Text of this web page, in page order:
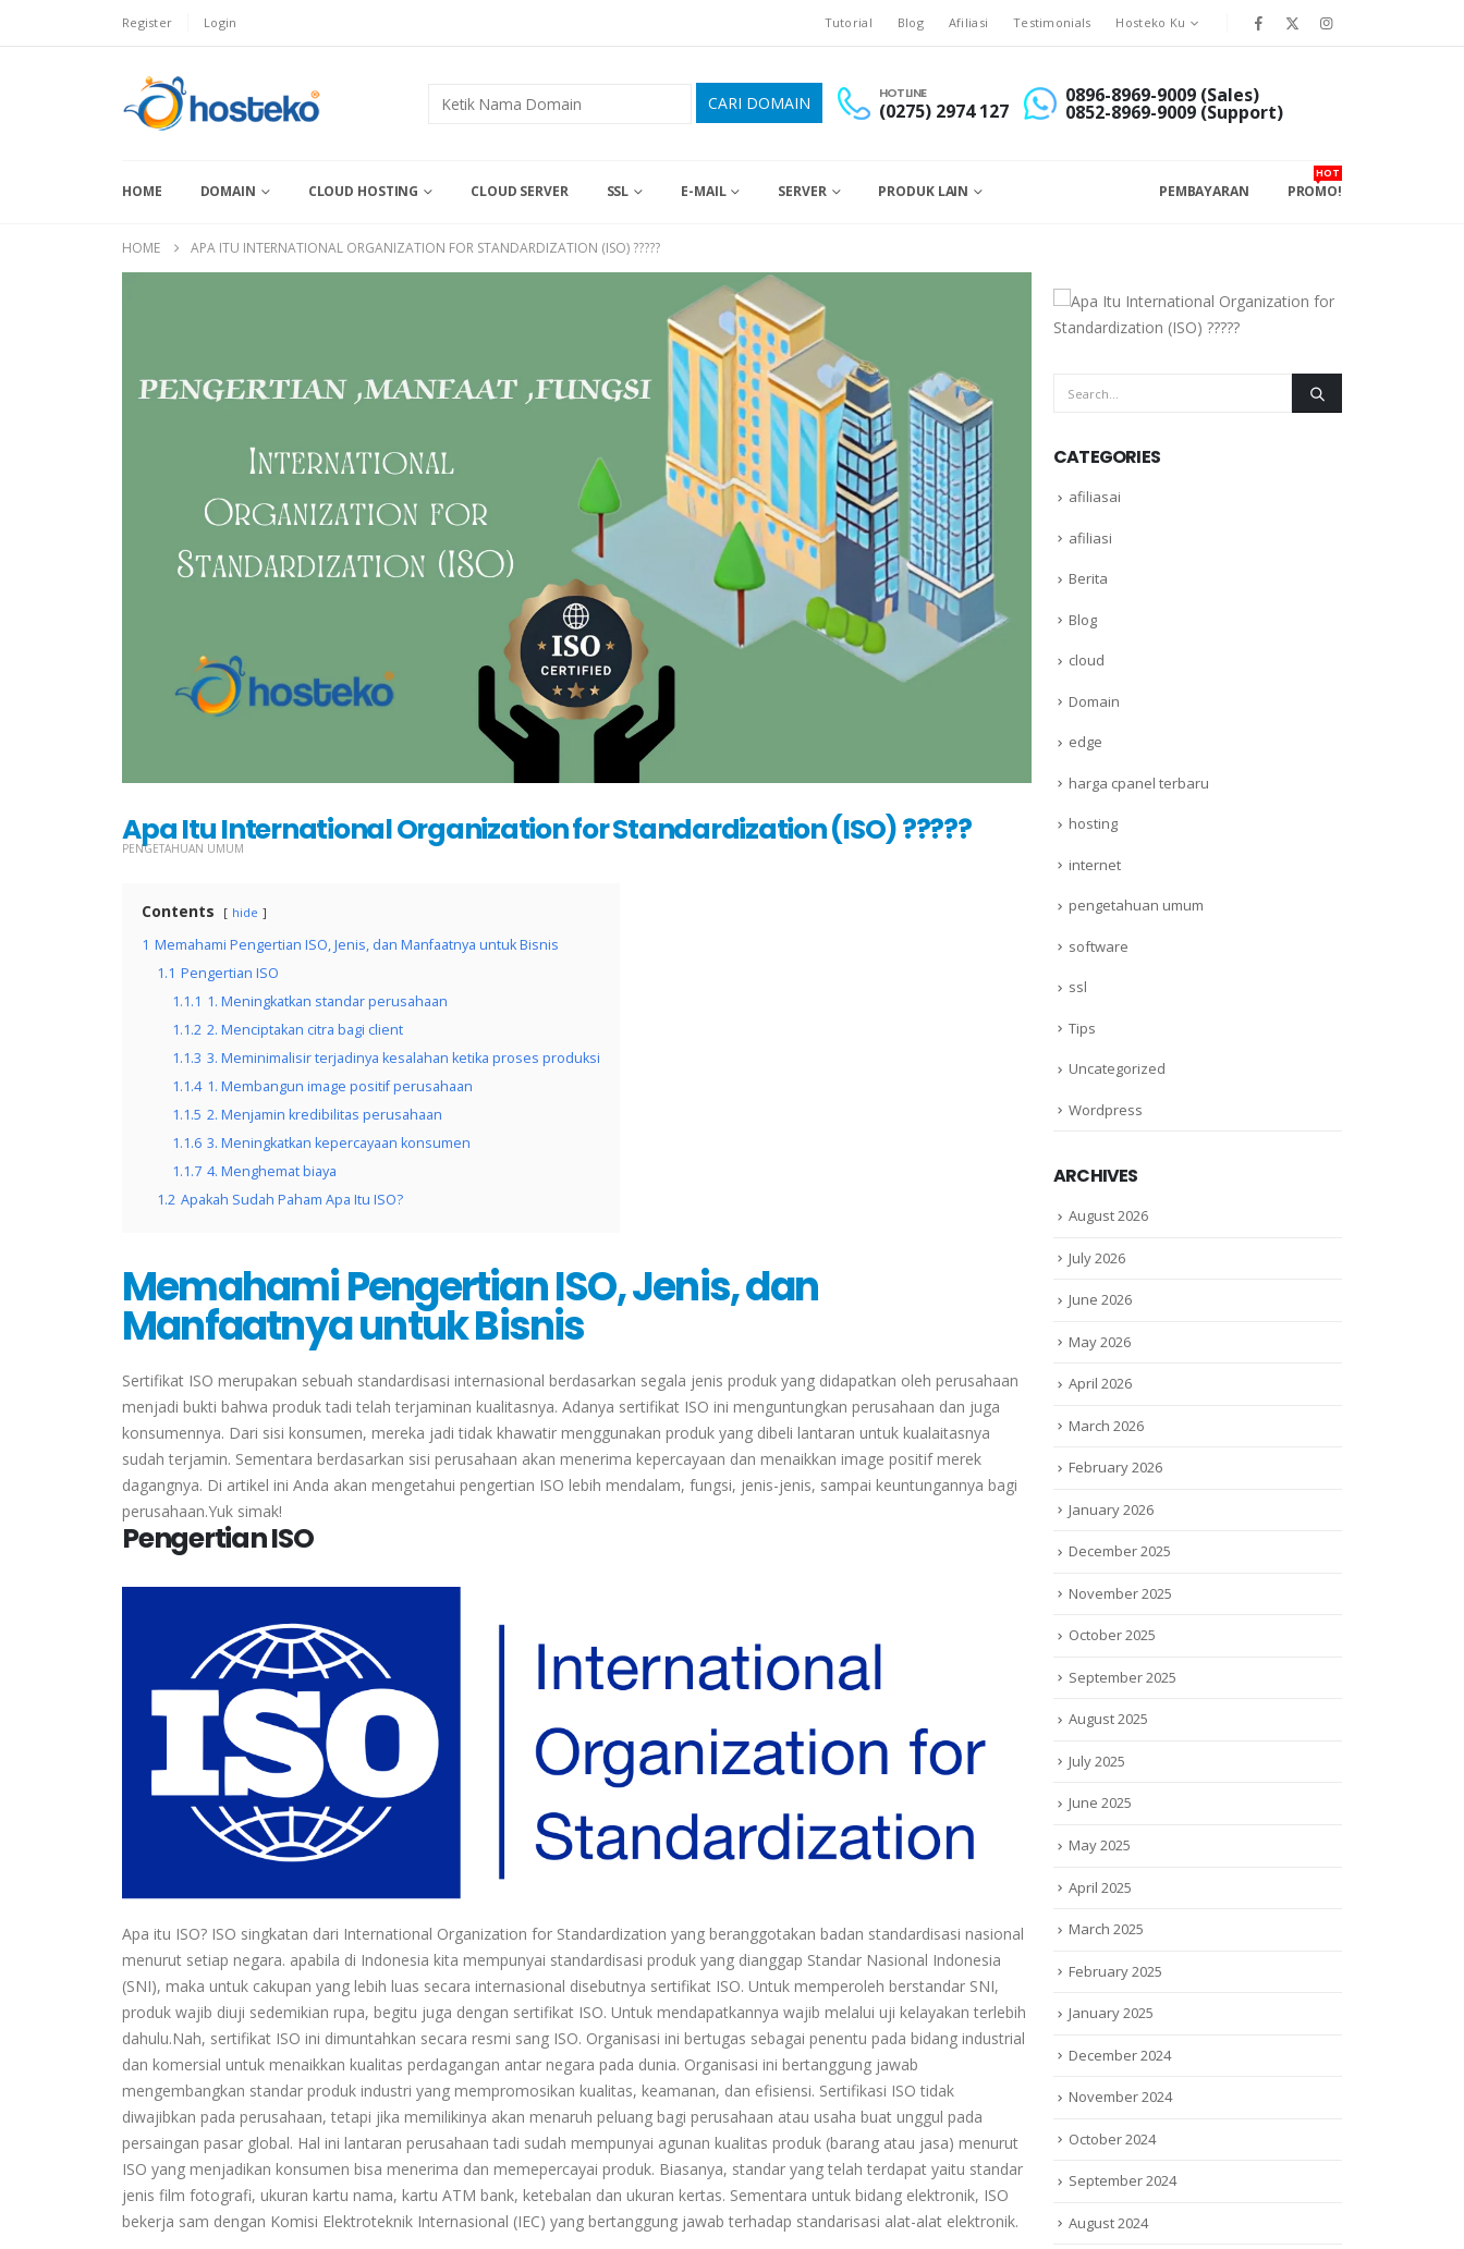
Register Login Tutorial Blog Afiliasi Testimonials Hosteko Ku
HOTLINE
(0275) 2974 127
0896-8969-9009 (Sales)
0852-8969-9009 (Support)
HOME DOMAIN CLOUD HOSTING CLOUD SERVER SSL E-MAIL SERVER PRODUK LAIN PEMBAYARAN PROMO!
HOT
HOME APA ITU INTERNATIONAL ORGANIZATION FOR STANDARDIZATION (ISO) ?????
Apa Itu International Organization for Standardization (ISO) ?????
PENGETAHUAN UMUM
Contents hide
1 Memahami Pengertian ISO, Jenis, dan Manfaatnya untuk Bisnis
1.1 Pengertian ISO
1.1.1 1. Meningkatkan standar perusahaan
1.1.2 2. Menciptakan citra bagi client
1.1.3 3. Meminimalisir terjadinya kesalahan ketika proses produksi
1.1.4 1. Membangun image positif perusahaan
1.1.5 2. Menjamin kredibilitas perusahaan
1.1.6 3. Meningkatkan kepercayaan konsumen
1.1.7 4. Menghemat biaya
1.2 Apakah Sudah Paham Apa Itu ISO?
Memahami Pengertian ISO, Jenis, dan
Manfaatnya untuk Bisnis
Sertifikat ISO merupakan sebuah standardisasi internasional berdasarkan segala jenis produk yang didapatkan oleh perusahaan
menjadi bukti bahwa produk tadi telah terjaminan kualitasnya. Adanya sertifikat ISO ini menguntungkan perusahaan dan juga
konsumennya. Dari sisi konsumen, mereka jadi tidak khawatir menggunakan produk yang dibeli lantaran untuk kualaitasnya
sudah terjamin. Sementara berdasarkan sisi perusahaan akan menerima kepercayaan dan menaikkan image positif merek
dagangnya. Di artikel ini Anda akan mengetahui pengertian ISO lebih mendalam, fungsi, jenis-jenis, sampai keuntungannya bagi
perusahaan.Yuk simak!
Pengertian ISO
Apa itu ISO? ISO singkatan dari International Organization for Standardization yang beranggotakan badan standardisasi nasional
menurut setiap negara. apabila di Indonesia kita mempunyai standardisasi produk yang dianggap Standar Nasional Indonesia
(SNI), maka untuk cakupan yang lebih luas secara internasional disebutnya sertifikat ISO. Untuk memperoleh berstandar SNI,
produk wajib diuji sedemikian rupa, begitu juga dengan sertifikat ISO. Untuk mendapatkannya wajib melalui uji kelayakan terlebih
dahulu.Nah, sertifikat ISO ini dimuntahkan secara resmi sang ISO. Organisasi ini bertugas sebagai penentu pada bidang industrial
dan komersial untuk menaikkan kualitas perdagangan antar negara pada dunia. Organisasi ini bertanggung jawab
mengembangkan standar produk industri yang mempromosikan kualitas, keamanan, dan efisiensi. Sertifikasi ISO tidak
diwajibkan pada perusahaan, tetapi jika memilikinya akan menaruh peluang bagi perusahaan atau usaha buat unggul pada
persaingan pasar global. Hal ini lantaran perusahaan tadi sudah mempunyai agunan kualitas produk (barang atau jasa) menurut
ISO yang menjadikan konsumen bisa menerima dan memepercayai produk. Biasanya, standar yang telah terdapat yaitu standar
jenis film fotografi, ukuran kartu nama, kartu ATM bank, ketebalan dan ukuran kertas. Sementara untuk bidang elektronik, ISO
bekerja sam dengan Komisi Elektroteknik Internasional (IEC) yang bertanggung jawab terhadap standarisasi alat-alat elektronik.
CATEGORIES
afiliasai
afiliasi
Berita
Blog
cloud
Domain
edge
harga cpanel terbaru
hosting
internet
pengetahuan umum
software
ssl
Tips
Uncategorized
Wordpress
ARCHIVES
August 2026
July 2026
June 2026
May 2026
April 2026
March 2026
February 2026
January 2026
December 2025
November 2025
October 2025
September 2025
August 2025
July 2025
June 2025
May 2025
April 2025
March 2025
February 2025
January 2025
December 2024
November 2024
October 2024
September 2024
August 2024